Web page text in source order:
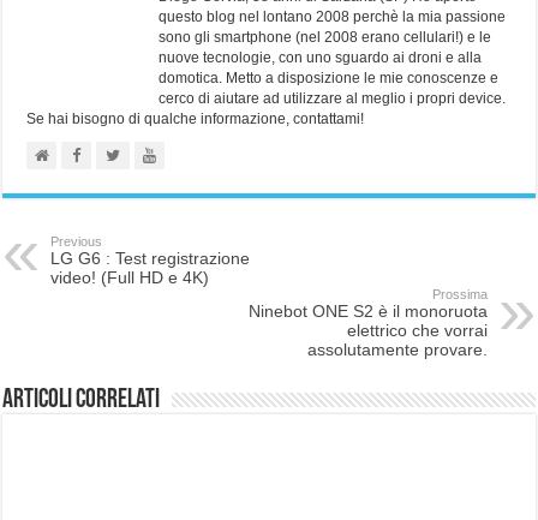
questo blog nel lontano 2008 perchè la mia passione
sono gli smartphone (nel 2008 erano cellulari!) e le
nuove tecnologie, con uno sguardo ai droni e alla
domotica. Metto a disposizione le mie conoscenze e
cerco di aiutare ad utilizzare al meglio i propri device.
Se hai bisogno di qualche informazione, contattami!
Previous
LG G6 : Test registrazione
video! (Full HD e 4K)
Prossima
Ninebot ONE S2 è il monoruota
elettrico che vorrai
assolutamente provare.
Articoli correlati